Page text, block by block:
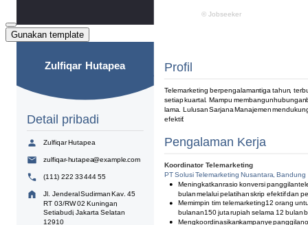
Gunakan template